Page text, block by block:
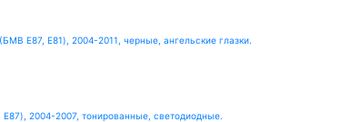
Е87, Е81), 2004-2011, черные, ангельские глазки.
2004-2007, тонированные, светодиодные.